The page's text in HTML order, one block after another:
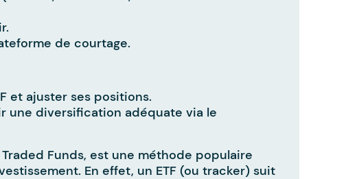
de courtage.
et ajuster ses positions.
une diversification adéquate via le
Funds, est une méthode populaire
En effet, un ETF (ou tracker) suit